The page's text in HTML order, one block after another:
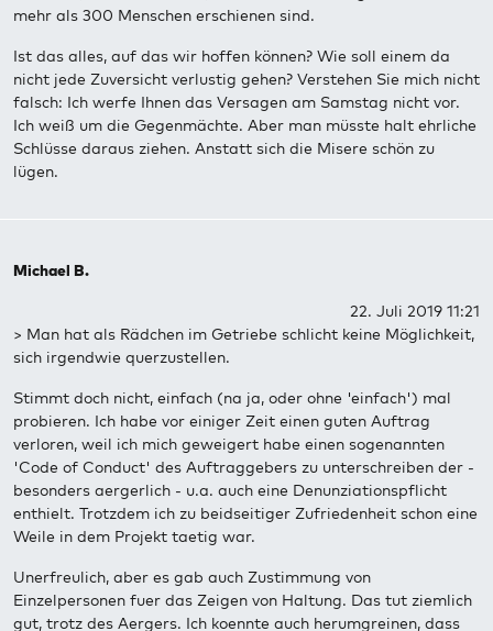
mehr als 300 Menschen erschienen sind.
Ist das alles, auf das wir hoffen können? Wie soll einem da
nicht jede Zuversicht verlustig gehen? Verstehen Sie mich nicht
falsch: Ich werfe Ihnen das Versagen am Samstag nicht vor.
Ich weiß um die Gegenmächte. Aber man müsste halt ehrliche
Schlüsse daraus ziehen. Anstatt sich die Misere schön zu
lügen.
Michael B.
22. Juli 2019 11:21
> Man hat als Rädchen im Getriebe schlicht keine Möglichkeit,
sich irgendwie querzustellen.
Stimmt doch nicht, einfach (na ja, oder ohne 'einfach') mal
probieren. Ich habe vor einiger Zeit einen guten Auftrag
verloren, weil ich mich geweigert habe einen sogenannten
'Code of Conduct' des Auftraggebers zu unterschreiben der -
besonders aergerlich - u.a. auch eine Denunziationspflicht
enthielt. Trotzdem ich zu beidseitiger Zufriedenheit schon eine
Weile in dem Projekt taetig war.
Unerfreulich, aber es gab auch Zustimmung von
Einzelpersonen fuer das Zeigen von Haltung. Das tut ziemlich
gut, trotz des Aergers. Ich koennte auch herumgreinen, dass